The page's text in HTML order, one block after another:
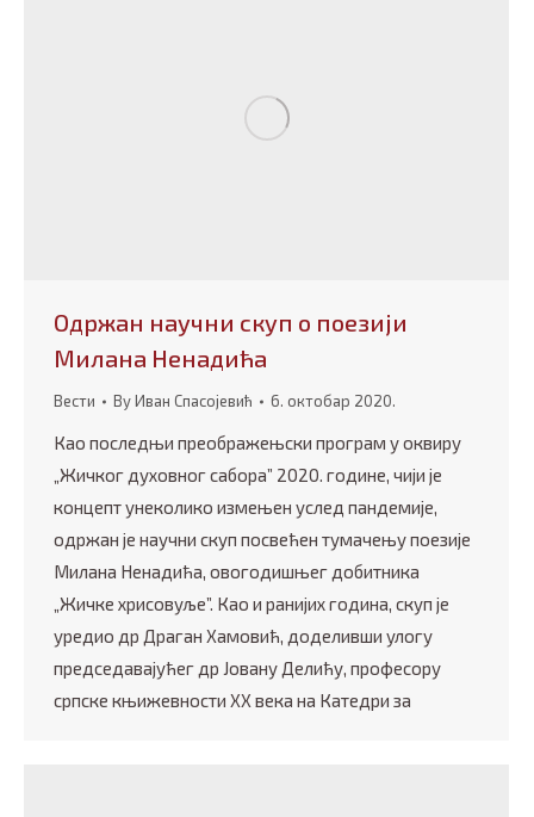
Одржан научни скуп о поезији
Милана Ненадића
Вести ByИван Спасојевић 6. октобар 2020.
Као последњи преображењски програм у оквиру
„Жичког духовног сабора” 2020. године, чији је
концепт унеколико измењен услед пандемије,
одржан је научни скуп посвећен тумачењу поезије
Милана Ненадића, овогодишњег добитника
„Жичке хрисовуље”. Као и ранијих година, скуп је
уредио др Драган Хамовић, доделивши улогу
председавајућег др Јовану Делићу, професору
српске књижевности XX века на Катедри за